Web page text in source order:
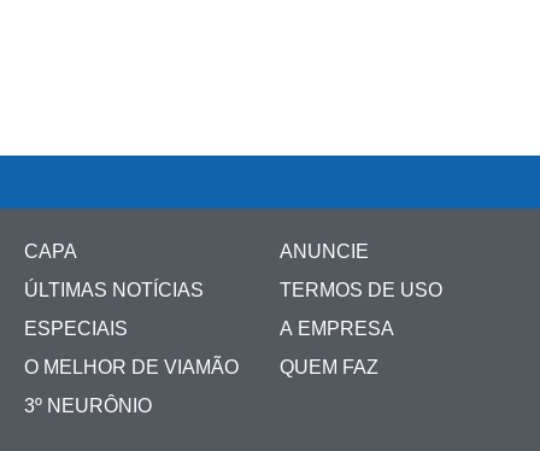
CAPA
ÚLTIMAS NOTÍCIAS
ESPECIAIS
O MELHOR DE VIAMÃO
3º NEURÔNIO
ANUNCIE
TERMOS DE USO
A EMPRESA
QUEM FAZ